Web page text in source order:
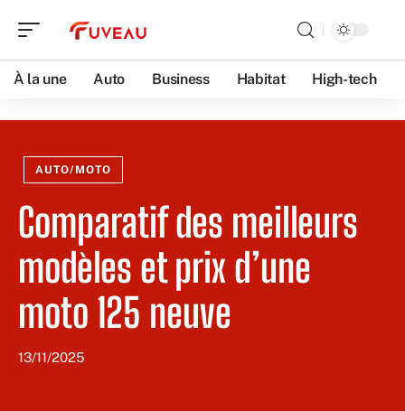
À la une Auto Business Habitat High-tech
AUTO/MOTO
Comparatif des meilleurs
modèles et prix d’une
moto 125 neuve
13/11/2025